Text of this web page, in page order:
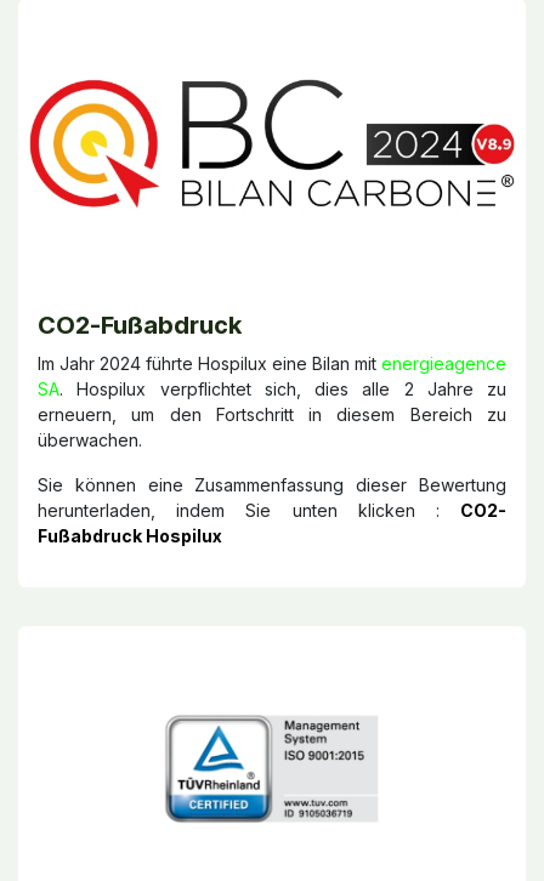
CO2-Fußabdruck
Im Jahr 2024 führte Hospilux eine Bilan mit energieagence
SA. Hospilux verpflichtet sich, dies alle 2 Jahre zu
erneuern, um den Fortschritt in diesem Bereich zu
überwachen.
Sie können eine Zusammenfassung dieser Bewertung
herunterladen, indem Sie unten klicken : CO2-
Fußabdruck Hospilux